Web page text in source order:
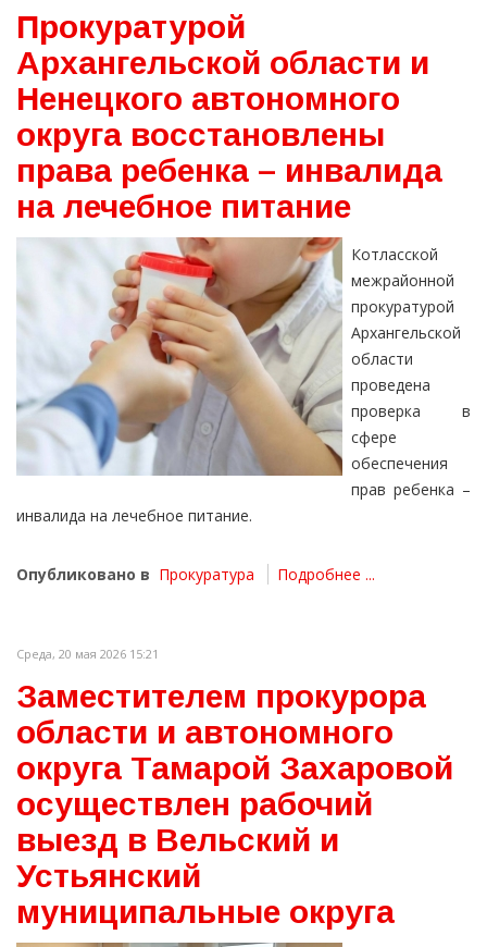
Прокуратурой
Архангельской области и
Ненецкого автономного
округа восстановлены
права ребенка – инвалида
на лечебное питание
Котласской
межрайонной
прокуратурой
Архангельской
области
проведена
проверка в
сфере
обеспечения
прав ребенка –
инвалида на лечебное питание.
Опубликовано в Прокуратура Подробнее ...
Среда, 20 мая 2026 15:21
Заместителем прокурора
области и автономного
округа Тамарой Захаровой
осуществлен рабочий
выезд в Вельский и
Устьянский
муниципальные округа